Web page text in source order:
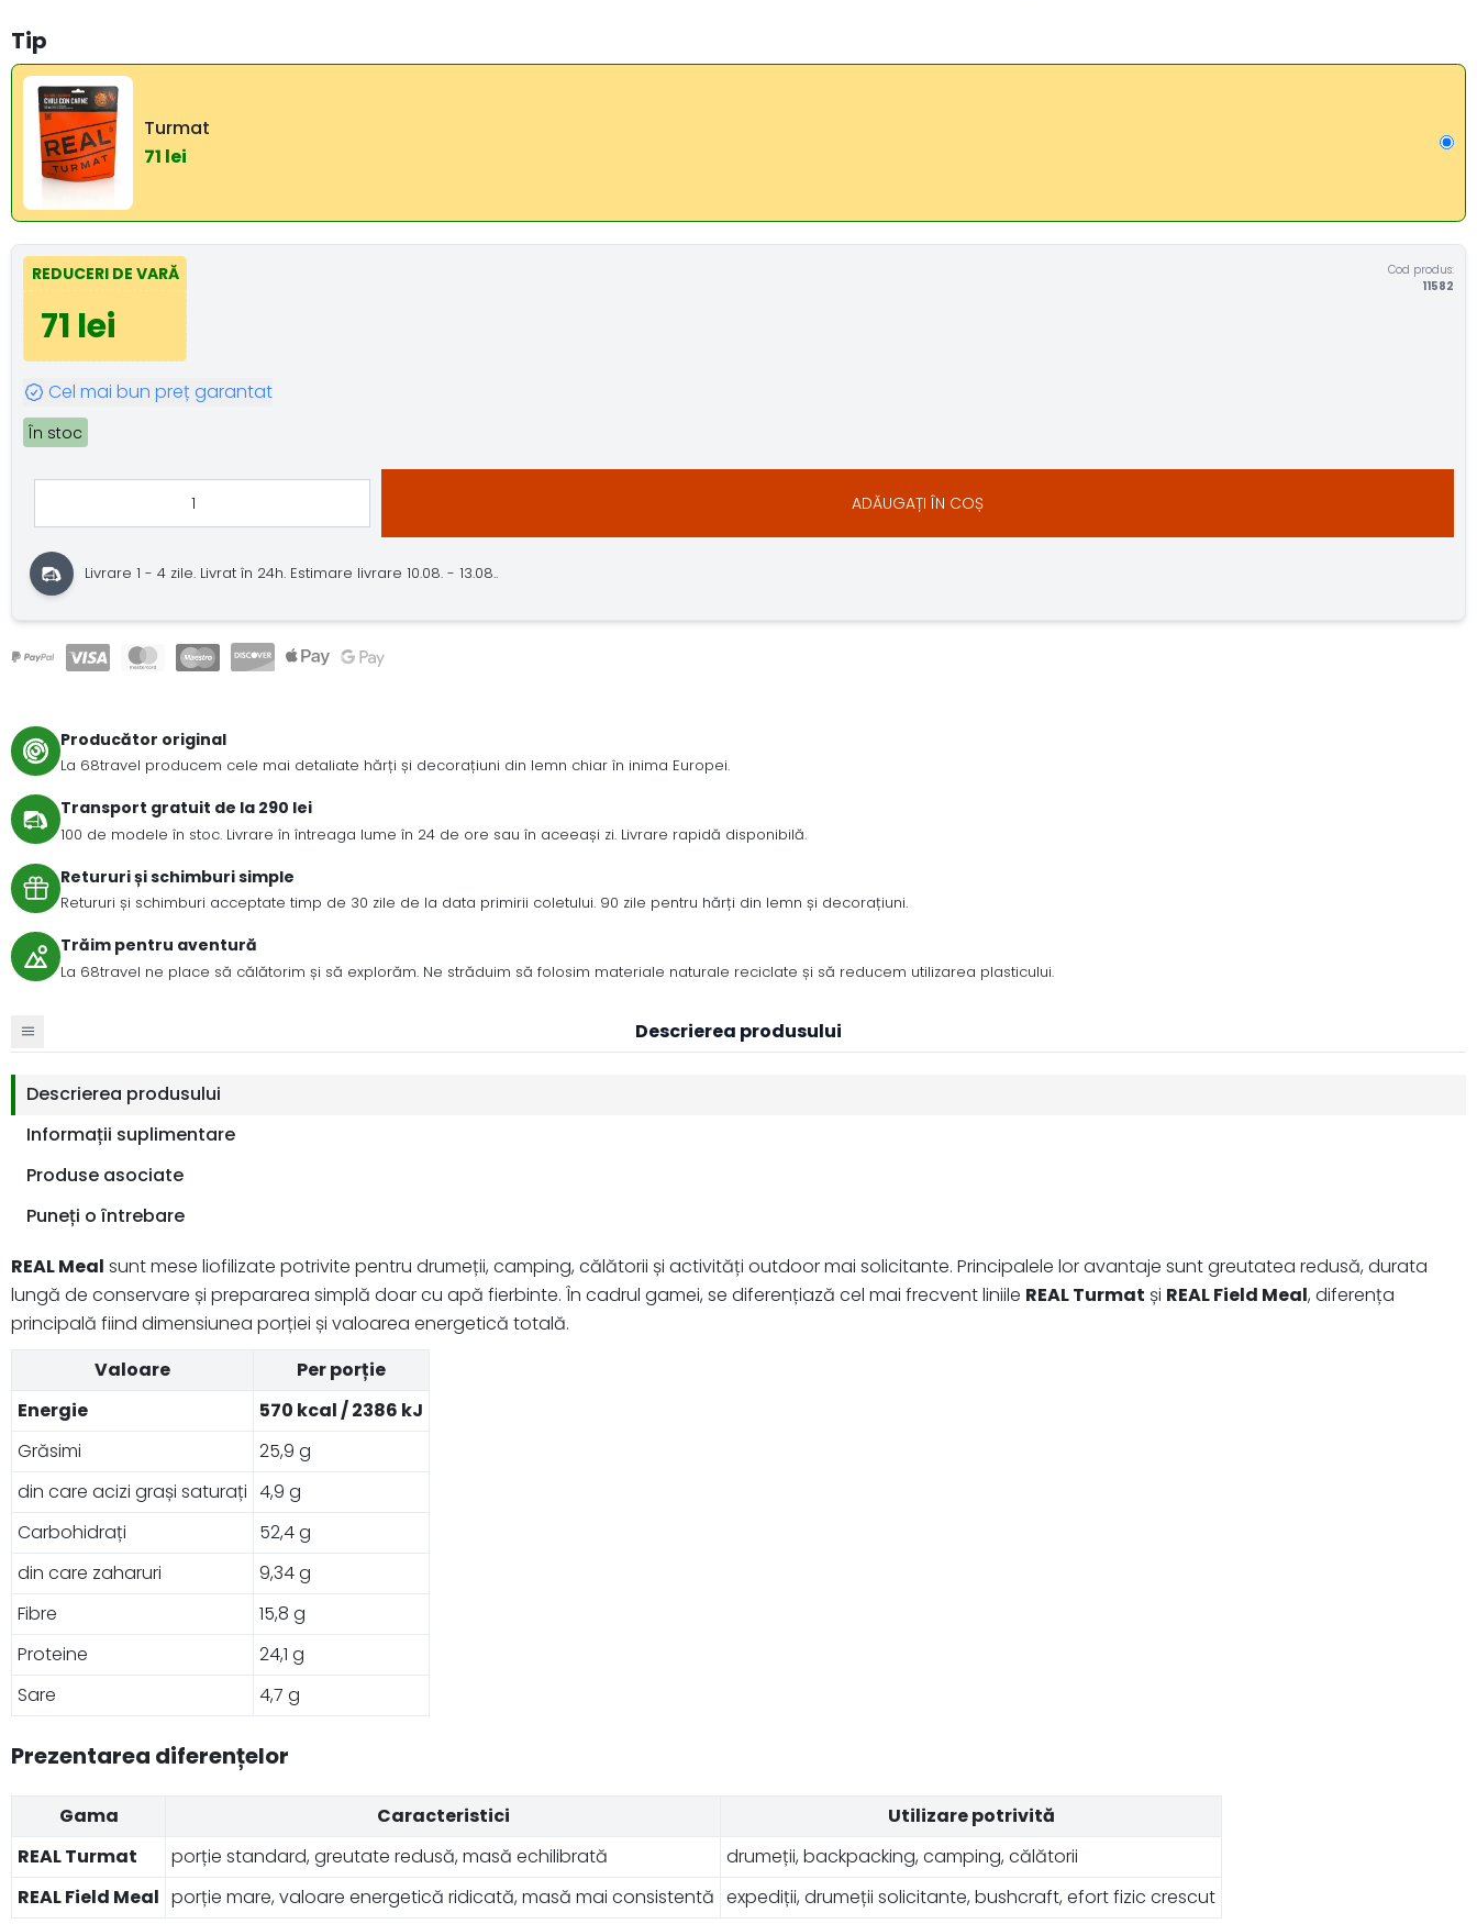
Tip
Turmat
71 lei
REDUCERI DE VARĂ
71 lei
Cod produs:
11582
Cel mai bun preț garantat
În stoc
ADĂUGAȚI ÎN COȘ
Livrare 1 - 4 zile. Livrat în 24h. Estimare livrare 10.08. - 13.08..
Producător original
La 68travel producem cele mai detaliate hărți și decorațiuni din lemn chiar în inima Europei.
Transport gratuit de la 290 lei
100 de modele în stoc. Livrare în întreaga lume în 24 de ore sau în aceeași zi. Livrare rapidă disponibilă.
Retururi și schimburi simple
Retururi și schimburi acceptate timp de 30 zile de la data primirii coletului. 90 zile pentru hărți din lemn și decorațiuni.
Trăim pentru aventură
La 68travel ne place să călătorim și să explorăm. Ne străduim să folosim materiale naturale reciclate și să reducem utilizarea plasticului.
Descrierea produsului
Descrierea produsului
Informații suplimentare
Produse asociate
Puneți o întrebare
REAL Meal sunt mese liofilizate potrivite pentru drumeții, camping, călătorii și activități outdoor mai solicitante. Principalele lor avantaje sunt greutatea redusă, durata
lungă de conservare și prepararea simplă doar cu apă fierbinte. În cadrul gamei, se diferențiază cel mai frecvent liniile REAL Turmat și REAL Field Meal, diferența
principală fiind dimensiunea porției și valoarea energetică totală.
Valoare
Per porție
Energie
570 kcal / 2386 kJ
Grăsimi
25,9 g
din care acizi grași saturați 4,9 g
Carbohidrați
52,4 g
din care zaharuri
9,34 g
Fibre
15,8 g
Proteine
24,1 g
Sare
4,7 g
Prezentarea diferențelor
Gama Caracteristici
Utilizare potrivită
REAL Turmat
porție standard, greutate redusă, masă echilibrată
drumeții, backpacking, camping, călătorii
REAL Field Meal porție mare, valoare energetică ridicată, masă mai consistentă expediții, drumeții solicitante, bushcraft, efort fizic crescut